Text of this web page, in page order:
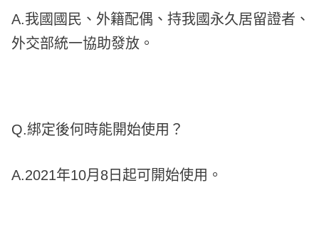
A.我國國民、外籍配偶、持我國永久居留證者、
外交部統一協助發放。
Q.綁定後何時能開始使用？
A.2021年10月8日起可開始使用。